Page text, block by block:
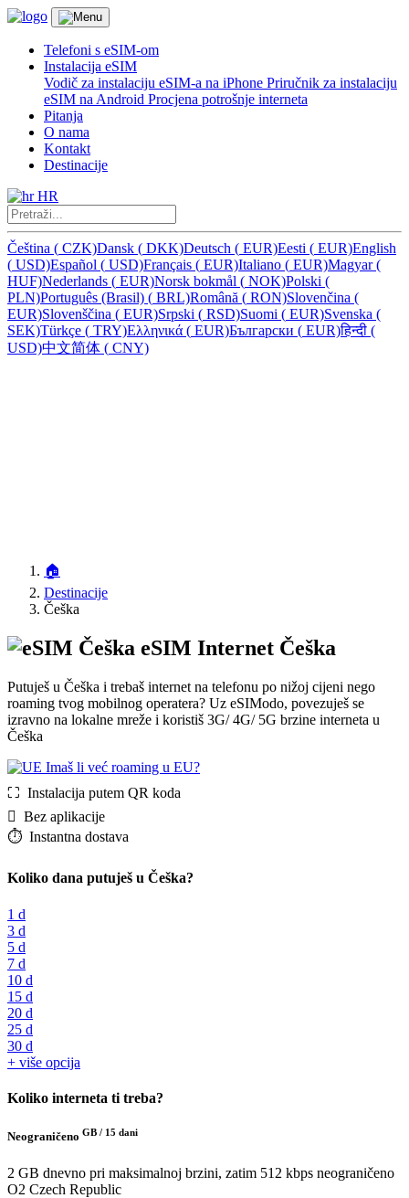
Telefoni s eSIM-om
Instalacija eSIM
Vodič za instalaciju eSIM-a na iPhone Priručnik za instalaciju
eSIM na Android Procjena potrošnje interneta
Pitanja
O nama
Kontakt
Destinacije
HR
Čeština ( CZK)Dansk ( DKK)Deutsch ( EUR)Eesti ( EUR)English
( USD)Español ( USD)Français ( EUR)Italiano ( EUR)Magyar(
HUF)Nederlands ( EUR)Norsk bokmål ( NOK)Polski (
PLN)Português (Brasil) ( BRL)Română ( RON)Slovenčina (
EUR)Slovenščina ( EUR)Srpski ( RSD)Suomi ( EUR)Svenska (
SEK)Türkçe ( TRY)Ελληνικά ( EUR)Български ( EUR)हिन्दी (
USD)中文简体 ( CNY)
🏠
Destinacije
Češka
eSIM Internet Češka
Putuješ u Češka i trebaš internet na telefonu po nižoj cijeni nego
roaming tvog mobilnog operatera? Uz eSIModo, povezuješ se
izravno na lokalne mreže i koristiš 3G/ 4G/ 5G brzine interneta u
Češka
Imaš li već roaming u EU?
⛶️️ Instalacija putem QR koda
️ Bez aplikacije
⏱️️ Instantna dostava
Koliko dana putuješ u Češka?
1 d
3 d
5 d
7 d
10 d
15 d
20 d
25 d
30 d
+ više opcija
Koliko interneta ti treba?
Neograničeno GB / 15 dani
2 GB dnevno pri maksimalnoj brzini, zatim 512 kbps neograničeno
O2 Czech Republic